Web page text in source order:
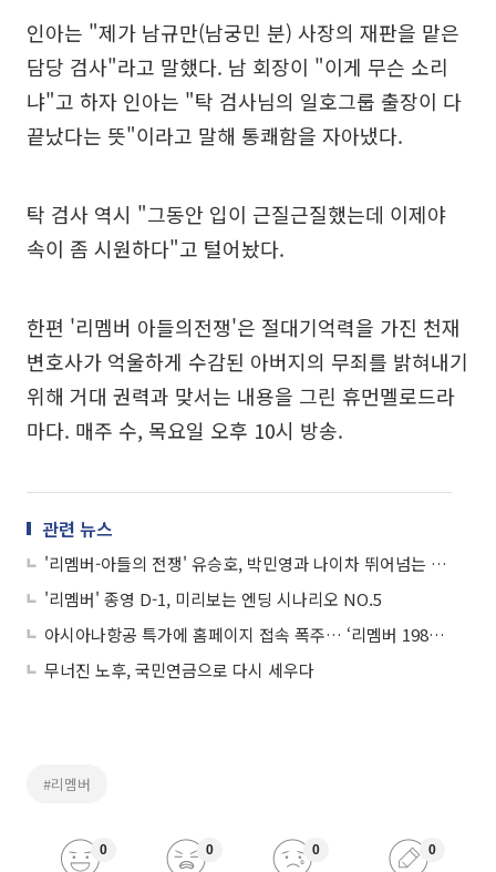
인아는 "제가 남규만(남궁민 분) 사장의 재판을 맡은
담당 검사"라고 말했다. 남 회장이 "이게 무슨 소리
냐"고 하자 인아는 "탁 검사님의 일호그룹 출장이 다
끝났다는 뜻"이라고 말해 통쾌함을 자아냈다.
탁 검사 역시 "그동안 입이 근질근질했는데 이제야
속이 좀 시원하다"고 털어놨다.
한편 '리멤버 아들의전쟁'은 절대기억력을 가진 천재
변호사가 억울하게 수감된 아버지의 무죄를 밝혀내기
위해 거대 권력과 맞서는 내용을 그린 휴먼멜로드라
마다. 매주 수, 목요일 오후 10시 방송.
관련 뉴스
'리멤버-아들의 전쟁' 유승호, 박민영과 나이차 뛰어넘는 입술 터치 '심쿵'
'리멤버' 종영 D-1, 미리보는 엔딩 시나리오 NO.5
아시아나항공 특가에 홈페이지 접속 폭주… ‘리멤버 1988’ 국내선 왕복 28000원
무너진 노후, 국민연금으로 다시 세우다
#리멤버
0 0 0 0